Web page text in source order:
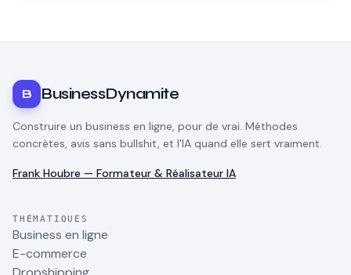
B BusinessDynamite
Construire un business en ligne, pour de vrai. Méthodes
concrètes, avis sans bullshit, et l'IA quand elle sert vraiment.
Frank Houbre — Formateur & Réalisateur IA
THÉMATIQUES
Business en ligne
E-commerce